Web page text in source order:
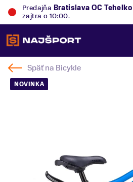
Predajňa Bratislava OC Tehelko
zajtra o 10:00.
Späť na Bicykle
NOVINKA